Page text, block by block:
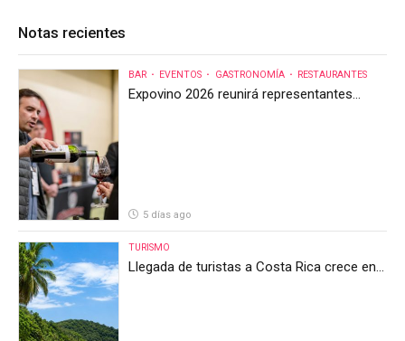
Notas recientes
BAR EVENTOS GASTRONOMÍA RESTAURANTES
Expovino 2026 reunirá representantes
5 días ago
TURISMO
Llegada de turistas a Costa Rica crece en